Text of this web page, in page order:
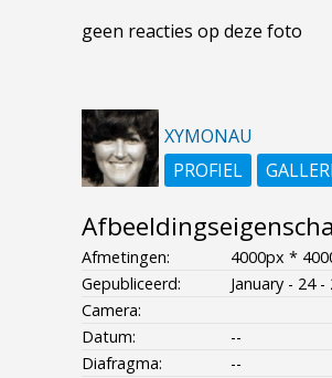
geen reacties op deze foto
XYMONAU
PROFIEL
Afmetingen:
4000px *
Gepubliceerd:
January - 24 -
Camera:
Datum:
--
Diafragma:
--